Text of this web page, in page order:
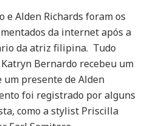
domina
internet
após
Kathryn
Bernardo
ganhar
flores
de
Alden
e Alden Richards foram os
da internet após a
da atriz filipina. Tudo
Bernardo recebeu um
um presente de Alden
foi registrado por alguns
como a stylist Priscilla